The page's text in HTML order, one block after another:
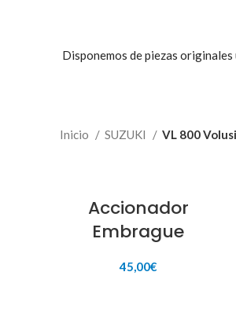
Disponemos de piezas
Inicio SUZUKI VL 800
Accionador
Embrague
45,00€